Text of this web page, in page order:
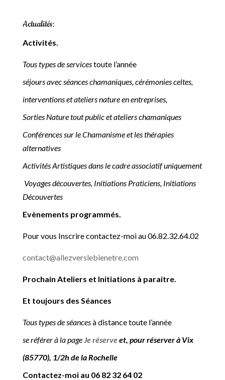
Actualités:
Activités.
Tous types de servicestoute l’année
séjours avec séances chamaniques, cérémonies celtes,
interventions et ateliers nature en entreprises,
Sorties Nature tout public et ateliers chamaniques
Conférences sur le Chamanisme et les thérapies
alternatives
Activités Artistiques dans le cadre associatif uniquement
Voyages découvertes, Initiations Praticiens, Initiations
Découvertes
Evènements programmés.
Pour vous Inscrire contactez-moi au 06.82.32.64.02
contact@allezverslebienetre.com
Prochain Ateliers et Initiations à paraitre.
Et toujours des Séances
Tous types de séancesà distance toute l’année
se référer à la page Je réserveet, pour réserver à Vix
(85770), 1/2h de la Rochelle
Contactez-moi au 06 82 32 64 02